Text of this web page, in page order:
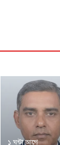
১ ঘন্টা আগে